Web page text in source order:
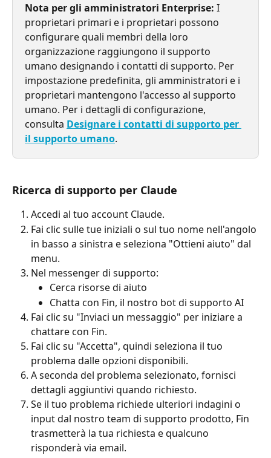
Nota per gli amministratori Enterprise: I
proprietari primari e i proprietari possono
configurare quali membri della loro
organizzazione raggiungono il supporto
umano designando i contatti di supporto. Per
impostazione predefinita, gli amministratori e i
proprietari mantengono l'accesso al supporto
umano. Per i dettagli di configurazione,
consulta Designare i contatti di supporto per
il supporto umano.
Ricerca di supporto per Claude
Accedi al tuo account Claude.
Fai clic sulle tue iniziali o sul tuo nome nell'angolo
in basso a sinistra e seleziona "Ottieni aiuto" dal
menu.
Nel messenger di supporto:
Cerca risorse di aiuto
Chatta con Fin, il nostro bot di supporto AI
Fai clic su "Inviaci un messaggio" per iniziare a
chattare con Fin.
Fai clic su "Accetta", quindi seleziona il tuo
problema dalle opzioni disponibili.
A seconda del problema selezionato, fornisci
dettagli aggiuntivi quando richiesto.
Se il tuo problema richiede ulteriori indagini o
input dal nostro team di supporto prodotto, Fin
trasmetterà la tua richiesta e qualcuno
risponderà via email.